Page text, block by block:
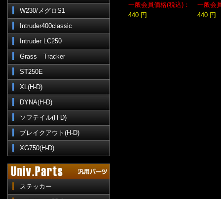
W230/メグロS1
Intruder400classic
Intruder LC250
Grass Tracker
ST250E
XL(H-D)
DYNA(H-D)
ソフテイル(H-D)
ブレイクアウト(H-D)
XG750(H-D)
ステッカー
一般会員価格(税込)：
440 円
一般会
440 円